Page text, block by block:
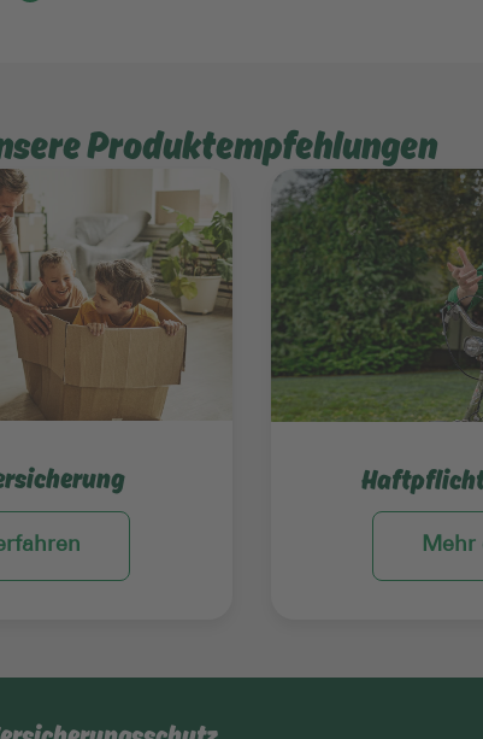
Produktempfehlungen
Mehr
Mehr erfahren